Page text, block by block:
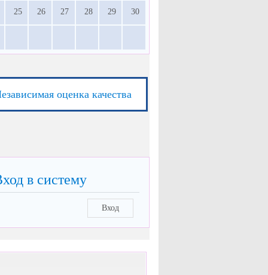
25 26 27 28 29 30
оценка качества
в систему
Вход